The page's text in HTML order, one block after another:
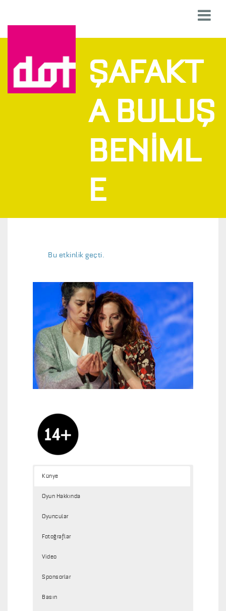
ŞAFAKT
A BULUŞ
BENİML
E
Bu etkinlik geçti.
Künye
Oyun Hakkında
Oyuncular
Fotoğraflar
Video
Sponsorlar
Basın